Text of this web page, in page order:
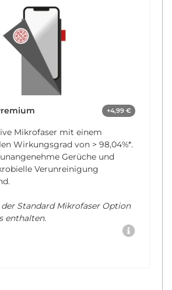
+4,99 €
Mikrofaser mit einem
Wirkungsgrad von > 98,04%*.
Gerüche und
Verunreinigung
Standard Mikrofaser Option
enthalten.